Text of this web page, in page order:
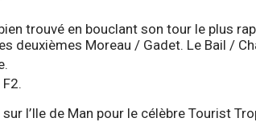
trouvé en bouclant son tour le plus
deuxièmes Moreau / Gadet. Le Bail /
l’Ile de Man pour le célèbre Tourist